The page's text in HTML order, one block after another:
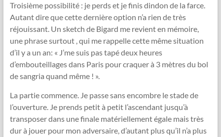
Troisième possibilité : je perds et je finis dindon de la farce.
Autant dire que cette dernière option n’a rien de très
réjouissant. Un sketch de Bigard me revient en mémoire,
une phrase surtout , qui me rappelle cette même situation
d’il y a un an: « J’me suis pas tapé deux heures
d’embouteillages dans Paris pour craquer à 3 mètres du bol
de sangria quand même ! ».
La partie commence. Je passe sans encombre le stade de
l’ouverture. Je prends petit à petit l’ascendant jusqu’à
transposer dans une finale matériellement égale mais très
dur à jouer pour mon adversaire, d’autant plus qu’il n’a plus